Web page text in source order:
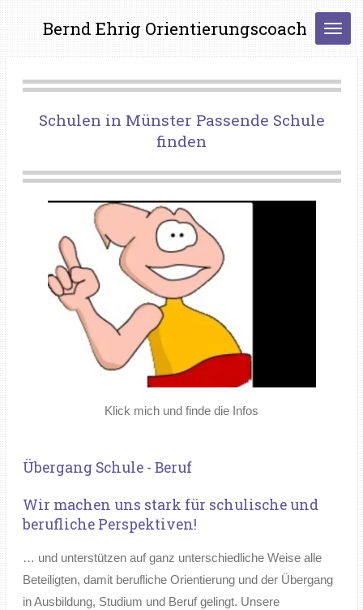
Zum
Hauptinhalt
Bernd Ehrig Orientierungscoach
Schulen in Münster Passende Schule
finden
Klick mich und finde die Infos
Übergang Schule - Beruf
Wir machen uns stark für schulische und
berufliche Perspektiven!
… und unterstützen auf ganz unterschiedliche Weise alle
Beteiligten, damit berufliche Orientierung und der Übergang
in Ausbildung, Studium und Beruf gelingt. Unsere